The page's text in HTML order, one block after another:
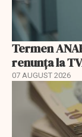
Termen
renunța la
07 AUGUST 2026